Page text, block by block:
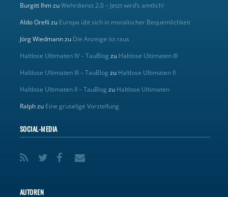
Burgitt IhmzuWehrdienst 2.0 – Jetzt wird’s amtlich!
Aldo Orelli zu Europa übt sich in moralischer Bequemlichkeit
Jörg Wiedmannzu Die Anzeige ist raus
Haltlose Ultimaten IV – TauBlog zu Haltlose Ultimaten III
Haltlose Ultimaten III – TauBlog zu Haltlose Ultimaten II
Haltlose Ultimaten II – TauBlog zu Haltlose Ultimaten
Ralphzu Eine gruselige Vorstellung
SOCIAL-MEDIA
AUTOREN